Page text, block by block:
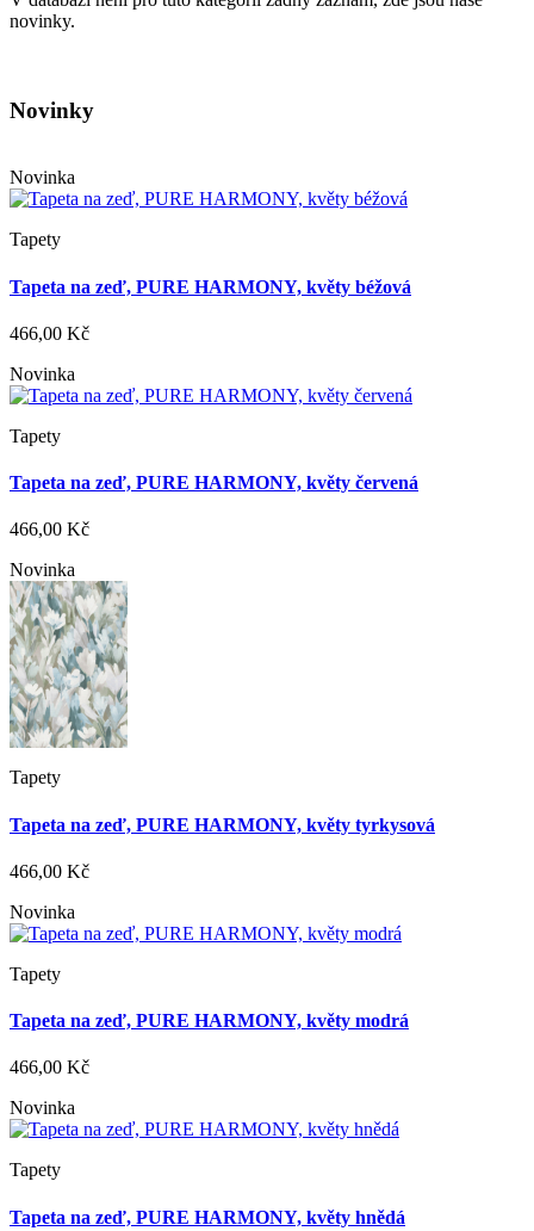
novinky.
Novinky
Novinka
Tapety
Tapeta na zeď, PURE HARMONY, květy béžová
466,00 Kč
Novinka
Tapety
Tapeta na zeď, PURE HARMONY, květy červená
466,00 Kč
Novinka
Tapety
Tapeta na zeď, PURE HARMONY, květy tyrkysová
466,00 Kč
Novinka
Tapety
Tapeta na zeď, PURE HARMONY, květy modrá
466,00 Kč
Novinka
Tapety
Tapeta na zeď, PURE HARMONY, květy hnědá